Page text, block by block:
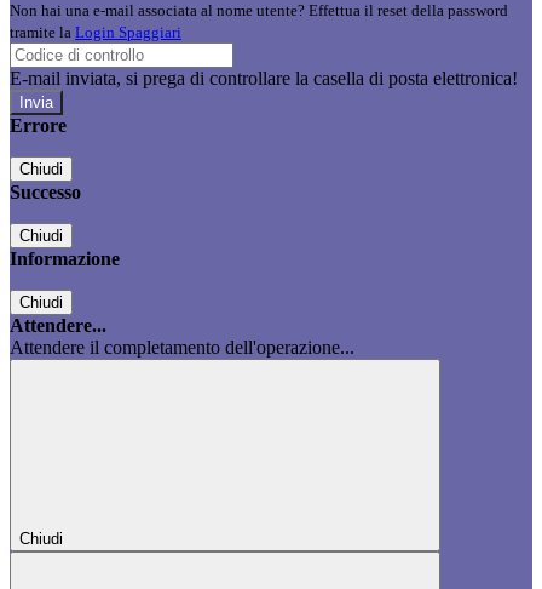
Non hai una e-mail associata al nome utente? Effettua il reset della password
tramite la Login Spaggiari
E-mail inviata, si prega di controllare la casella di posta elettronica!
Errore
Chiudi
Successo
Chiudi
Informazione
Chiudi
Attendere...
Attendere il completamento dell'operazione...
Chiudi